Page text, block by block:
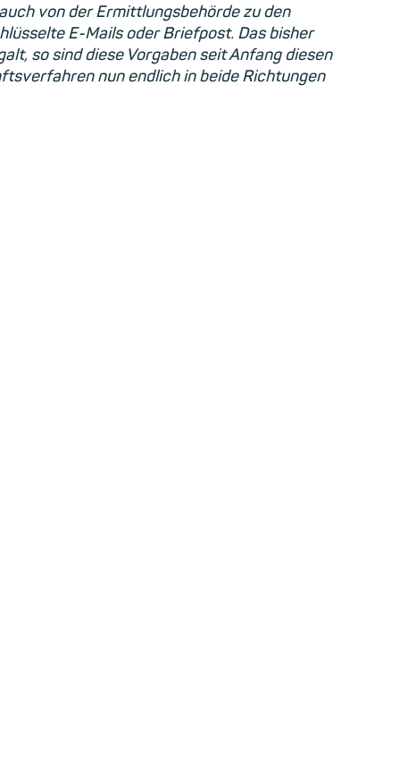
von der Ermittlungsbehörde zu den
E-Mails oder Briefpost. Das bisher
so sind diese Vorgaben seit Anfang diesen
nun endlich in beide Richtungen